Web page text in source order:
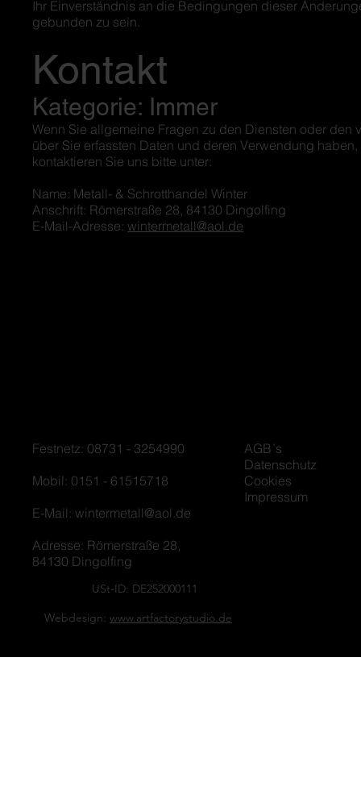
Ihr Einverständnis an die Bedingungen dieser
gebunden zu sein.
Kontakt
Kategorie: Immer
Wenn Sie allgemeine Fragen zu den Diensten oder den
über Sie erfassten Daten und deren Verwendung haben,
kontaktieren Sie uns bitte unter:
Name: Metall- & Schrotthandel Winter
Anschrift: Römerstraße 28, 84130 Dingolfing
E-Mail-Adresse: wintermetall@aol.de
AGB´s
Datenschutz
Cookies
Impressum
Webdesign:www.artfactorystudio.de
USt-ID: DE252000111
Festnetz: 08731 - 3254990
Mobil: 0151 - 61515718
E-Mail: wintermetall@aol.de
Adresse: Römerstraße 28,
84130 Dingolfing